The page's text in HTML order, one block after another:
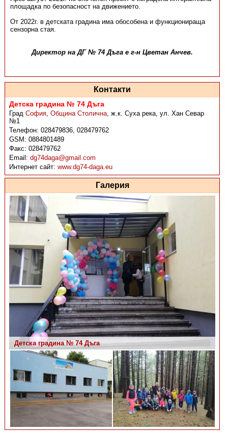
площадка по безопасност на движението.
От 2022г. в детската градина има обособена и функционираща
сензорна стая.
Директор на ДГ № 74 Дъга е г-н Цветан Анчев.
Контакти
Детска градина № 74 Дъга
ГрадСофия,Община Столична,ж.к. Суха река, ул. Хан Севар
№1
Телефон:028479836, 028479762
GSM:0884801489
Факс:028479762
Email:dg74daga@gmail.com
Интернет сайт:www.dg74-daga.eu
Галерия
Детска градина № 74 Дъга
Детска градина № 74 Дъга